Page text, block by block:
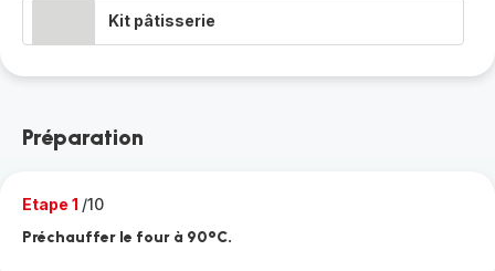
Kit pâtisserie
Préparation
Etape 1 /10
Préchauffer le four à 90°C.